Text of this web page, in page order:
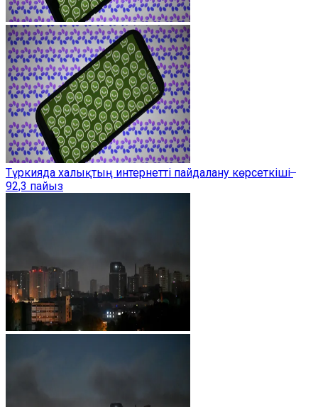
Түркияда халықтың интернетті пайдалану көрсеткіші ̶
92,3 пайыз